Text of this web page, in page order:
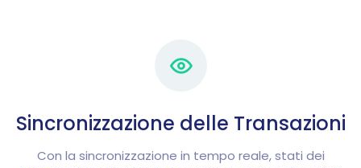
Sincronizzazione delle Transazioni
Con la sincronizzazione in tempo reale, stati dei